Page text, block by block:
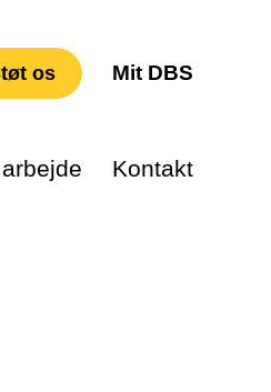
os Mit DBS
Kontakt